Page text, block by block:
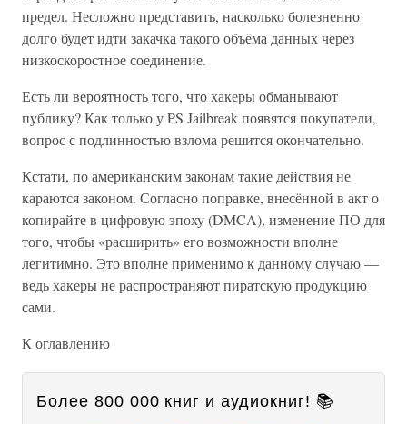
предел. Несложно представить, насколько болезненно
долго будет идти закачка такого объёма данных через
низкоскоростное соединение.
Есть ли вероятность того, что хакеры обманывают
публику? Как только у PS Jailbreak появятся покупатели,
вопрос с подлинностью взлома решится окончательно.
Кстати, по американским законам такие действия не
караются законом. Согласно поправке, внесённой в акт о
копирайте в цифровую эпоху (DMCA), изменение ПО для
того, чтобы «расширить» его возможности вполне
легитимно. Это вполне применимо к данному случаю —
ведь хакеры не распространяют пиратскую продукцию
сами.
К оглавлению
Более 800 000 книг и аудиокниг! 📚